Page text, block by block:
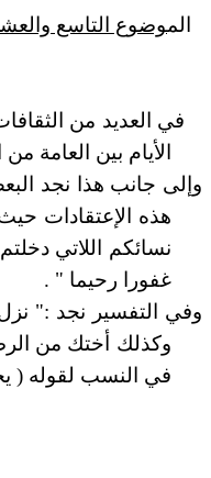
الموضوع التاسع
في العديد من
الأيام بين العامة
وإلى جانب هذا نجد
نسائكم اللاتي
غفورا رحيما " .
وفي التفسير نجد :"
وكذلك أختك من
في النسب لقوله (